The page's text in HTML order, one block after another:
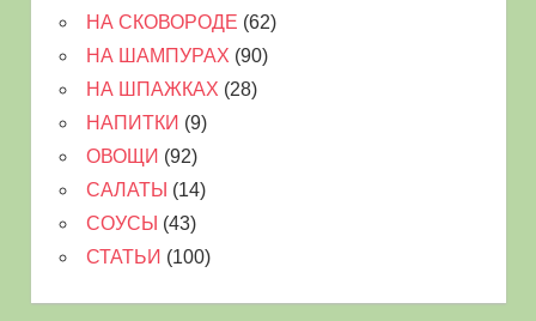
НА СКОВОРОДЕ (62)
НА ШАМПУРАХ (90)
НА ШПАЖКАХ (28)
НАПИТКИ (9)
ОВОЩИ (92)
САЛАТЫ (14)
СОУСЫ (43)
СТАТЬИ (100)